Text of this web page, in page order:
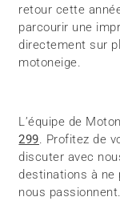
retour cette
parcourir une
directement sur
motoneige.
L’équipe de
299 . Profitez de
discuter avec
destinations à ne
nous passionnent.